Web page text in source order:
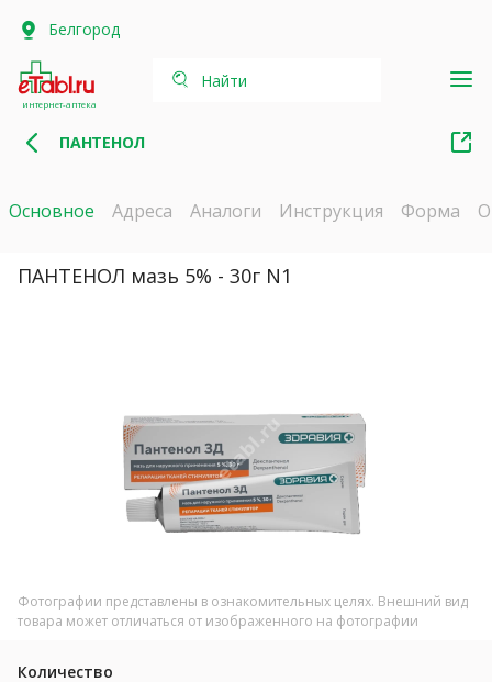
Белгород
интернет-аптека
Найти
ПАНТЕНОЛ
Основное Адреса Аналоги Инструкция Форма
ПАНТЕНОЛ мазь 5% - 30г N1
Фотографии представлены в ознакомительных целях. Внешний вид
товара может отличаться от изображенного на фотографии
Количество